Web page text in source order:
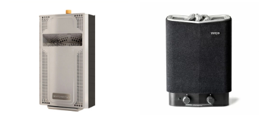
тепла
камень